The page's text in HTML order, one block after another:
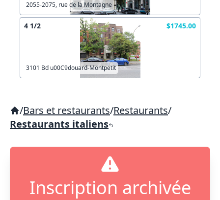
2055-2075, rue de la Montagne
4 1/2 $1745.00
3101 Bd u00C9douard-Montpetit
/Bars et restaurants/Restaurants/
Restaurants italiens
Inscription archivée